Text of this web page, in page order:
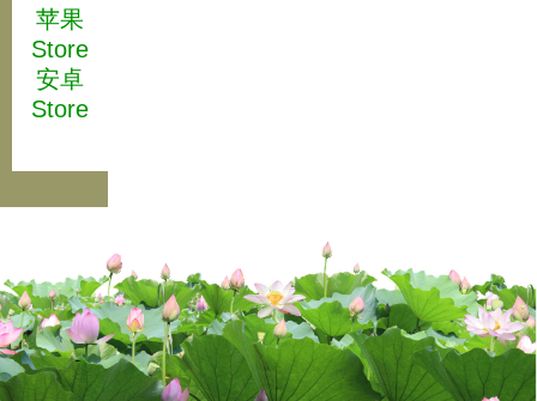
苹果
Store
安卓
Store